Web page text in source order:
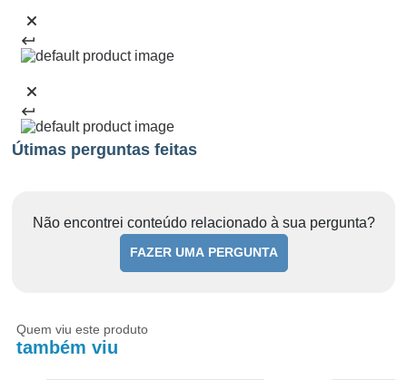
Útimas perguntas feitas
Não encontrei conteúdo relacionado à sua pergunta?
FAZER UMA PERGUNTA
Quem viu este produto
também viu